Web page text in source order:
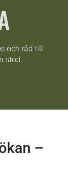
och råd till
stöd.
–